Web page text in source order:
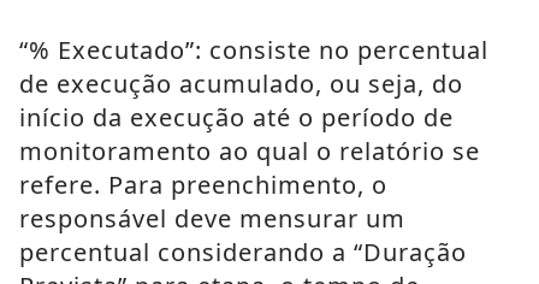
“% Executado”: consiste no percentual
de execução acumulado, ou seja, do
início da execução até o período de
monitoramento ao qual o relatório se
refere. Para preenchimento, o
responsável deve mensurar um
percentual considerando a “Duração